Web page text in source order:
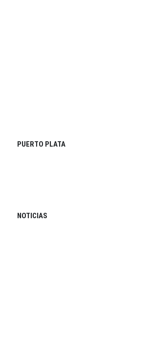
PUERTO PLATA
NOTICIAS